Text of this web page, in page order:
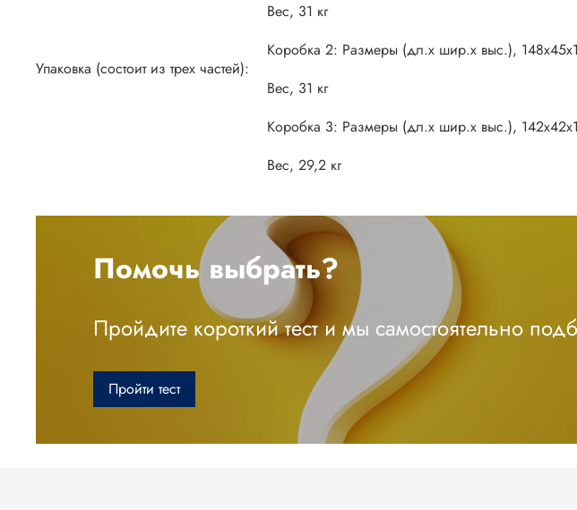
Упаковка (состоит из трех частей):
Вес, 31 кг
Коробка 2: Размеры (дл.х шир.х выс.),
Вес, 31 кг
Коробка 3: Размеры (дл.х шир.х выс.),
Вес, 29,2 кг
Помочь выбрать?
Пройдите короткий тест и мы самостоятельно
Пройти тест